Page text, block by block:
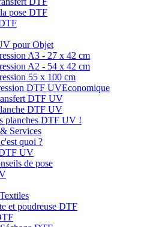
pose DTF
pour Objet
A3 - 27 x 42 cm
A2 - 54 x 42 cm
55 x 100 cm
DTF UVEconomique
DTF UV
DTF UV
planches DTF UV !
Services
quoi ?
UV
de pose
et poudreuse DTF